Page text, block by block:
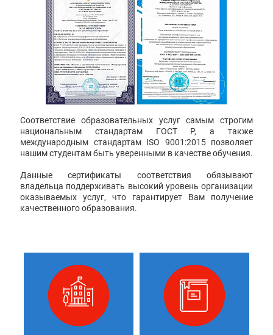
Соответствие образовательных услуг самым строгим
национальным стандартам ГОСТ Р, а также
международным стандартам ISO 9001:2015 позволяет
нашим студентам быть уверенными в качестве обучения.
Данные сертификаты соответствия обязывают
владельца поддерживать высокий уровень организации
оказываемых услуг, что гарантирует Вам получение
качественного образования.